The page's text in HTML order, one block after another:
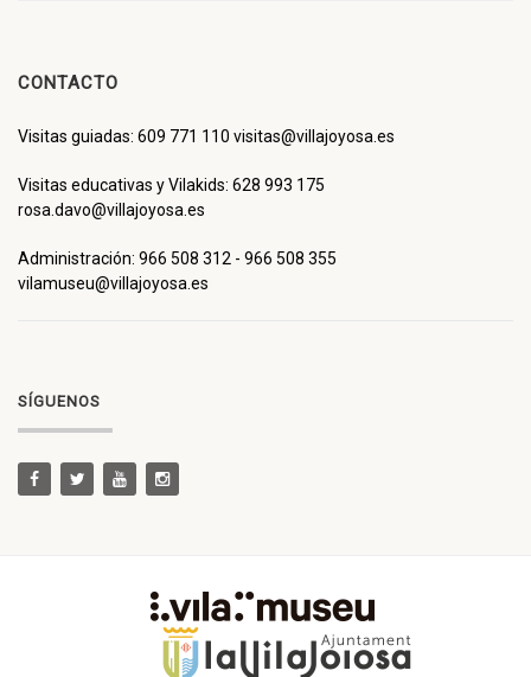
CONTACTO
Visitas guiadas: 609 771 110 visitas@villajoyosa.es
Visitas educativas y Vilakids: 628 993 175
rosa.davo@villajoyosa.es
Administración: 966 508 312 - 966 508 355
vilamuseu@villajoyosa.es
SÍGUENOS